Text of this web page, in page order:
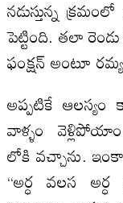
నడుస్తున్న
పెట్టింది. తలా
ఫంక్షన్ అంటూ
అప్పటికే
వాళ్ళం వెళ్లిపోయాం.
లోకి వచ్చాను. ఇంకా
“అర్ధ వలస